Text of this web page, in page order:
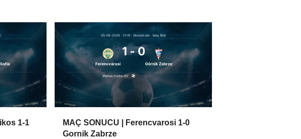
1-1
MAÇ SONUCU | Ferencvarosi 1-0
Gornik Zabrze